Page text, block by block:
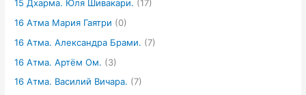
15 Дхарма. Юля Шивакари. (17)
16 Атма Мария Гаятри (0)
16 Атма. Александра Брами. (7)
16 Атма. Артём Ом. (3)
16 Атма. Василий Вичара. (7)